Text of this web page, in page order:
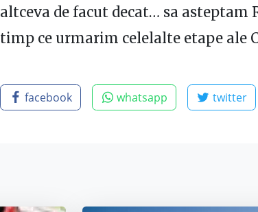
altceva de facut decat… sa asteptam
timp ce urmarim celelalte etape ale
facebook whatsapp twitter